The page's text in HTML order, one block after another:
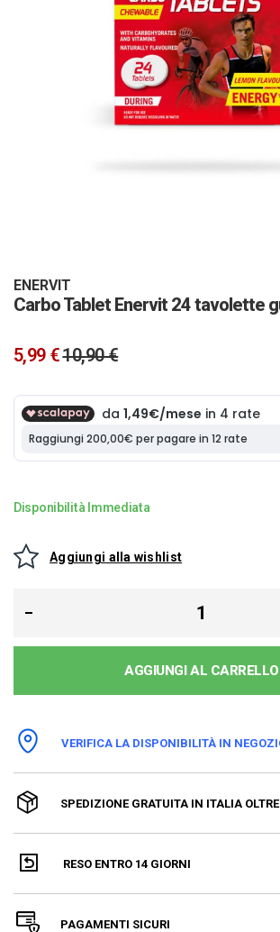
ENERVIT
Carbo Tablet Enervit 24 tavolette
5,99 €10,90 €
Disponibilità Immediata
Aggiungi alla wishlist
AGGIUNGI AL CARRELLO
VERIFICA LA DISPONIBILITÀ IN
SPEDIZIONE GRATUITA IN ITALIA
RESO ENTRO 14 GIORNI
PAGAMENTI SICURI
galleria
di